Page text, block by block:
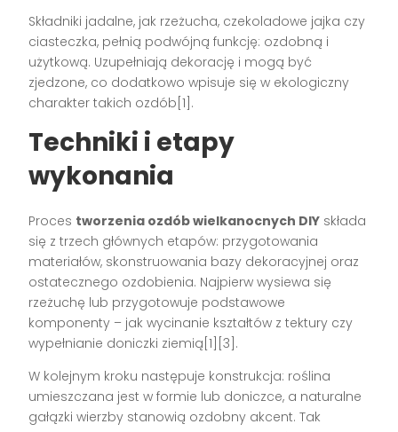
Składniki jadalne, jak rzeżucha, czekoladowe jajka czy
ciasteczka, pełnią podwójną funkcję: ozdobną i
użytkową. Uzupełniają dekorację i mogą być
zjedzone, co dodatkowo wpisuje się w ekologiczny
charakter takich ozdób[1].
Techniki i etapy
wykonania
Proces tworzenia ozdób wielkanocnych DIY składa
się z trzech głównych etapów: przygotowania
materiałów, skonstruowania bazy dekoracyjnej oraz
ostatecznego ozdobienia. Najpierw wysiewa się
rzeżuchę lub przygotowuje podstawowe
komponenty – jak wycinanie kształtów z tektury czy
wypełnianie doniczki ziemią[1][3].
W kolejnym kroku następuje konstrukcja: roślina
umieszczana jest w formie lub doniczce, a naturalne
gałązki wierzby stanowią ozdobny akcent. Tak